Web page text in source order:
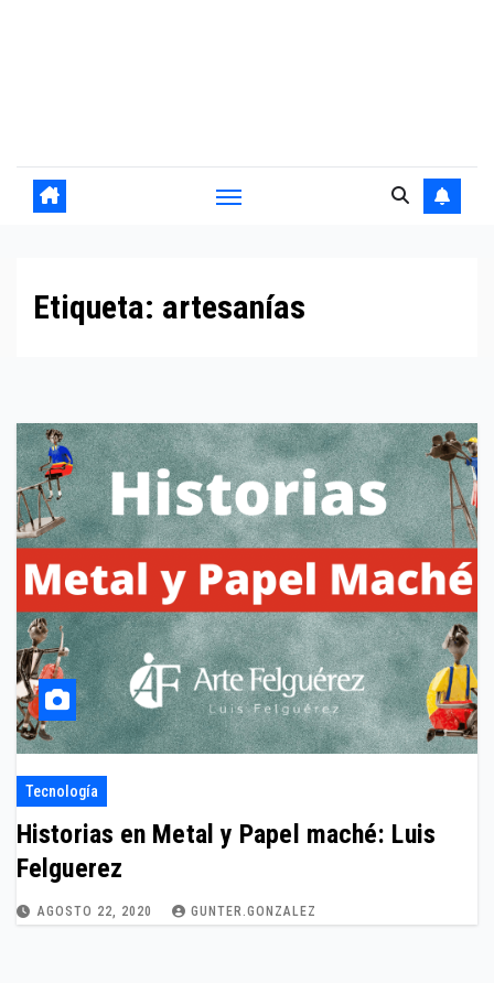
Etiqueta: artesanías
Tecnología
Historias en Metal y Papel maché: Luis
Felguerez
AGOSTO 22, 2020 GUNTER.GONZALEZ